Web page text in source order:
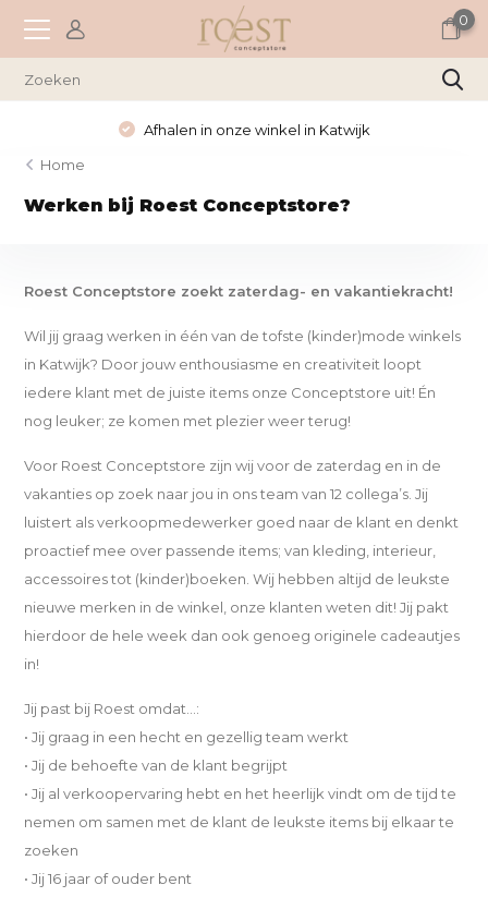
0
Afhalen in onze winkel in Katwijk
Home
Werken bij Roest Conceptstore?
Roest Conceptstore zoekt zaterdag- en vakantiekracht!
Wil jij graag werken in één van de tofste (kinder)mode winkels
in Katwijk? Door jouw enthousiasme en creativiteit loopt
iedere klant met de juiste items onze Conceptstore uit! Én
nog leuker; ze komen met plezier weer terug!
Voor Roest Conceptstore zijn wij voor de zaterdag en in de
vakanties op zoek naar jou in ons team van 12 collega’s. Jij
luistert als verkoopmedewerker goed naar de klant en denkt
proactief mee over passende items; van kleding, interieur,
accessoires tot (kinder)boeken. Wij hebben altijd de leukste
nieuwe merken in de winkel, onze klanten weten dit! Jij pakt
hierdoor de hele week dan ook genoeg originele cadeautjes
in!
Jij past bij Roest omdat...:
• Jij graag in een hecht en gezellig team werkt
• Jij de behoefte van de klant begrijpt
• Jij al verkoopervaring hebt en het heerlijk vindt om de tijd te
nemen om samen met de klant de leukste items bij elkaar te
zoeken
• Jij 16 jaar of ouder bent